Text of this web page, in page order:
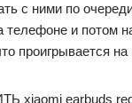
с ними по
телефоне и потом
проигрывается